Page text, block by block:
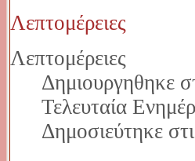
Λεπτομέρειες
Λεπτομέρειες
Δημιουργηθηκε
Τελευταία
Δημοσιεύτηκε